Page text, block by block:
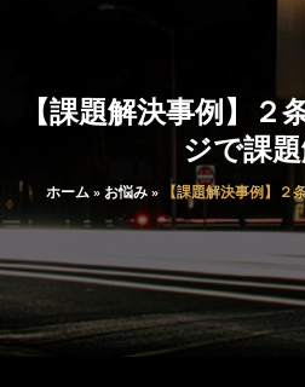
【課題解決事例】
ジで課
ホーム » お悩み » 【課題解決事例】２